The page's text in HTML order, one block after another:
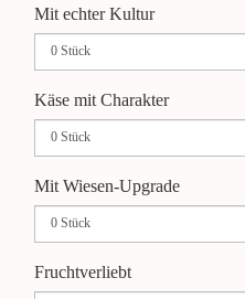
Mit echter Kultur
Käse mit Charakter
Mit Wiesen-Upgrade
Fruchtverliebt